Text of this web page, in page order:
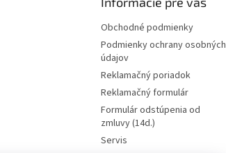
Obchodné podmienky
Podmienky ochrany osobných
údajov
Reklamačný poriadok
Reklamačný formulár
Formulár odstúpenia od
zmluvy (14d.)
Servis